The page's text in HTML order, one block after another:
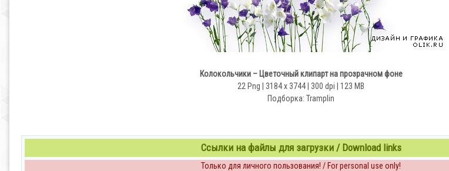
Колокольчики – Цветочный клипарт на прозрачном фоне
22 Png | 3184 x 3744 | 300 dpi | 123 MB
Подборка: Tramplin
Ссылки на файлы для загрузки / Download links
Только для личного пользования! / For personal use only!